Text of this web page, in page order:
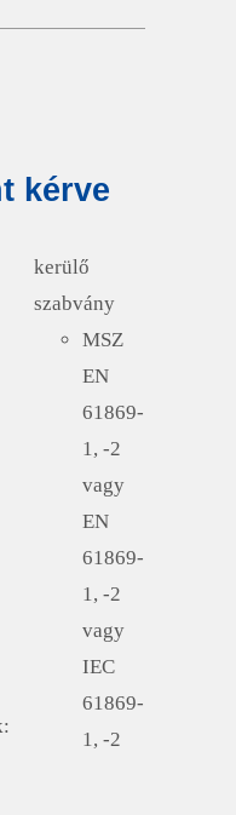
kérve
kerülő
szabvány
MSZ
EN
61869-
1, -2
vagy
EN
61869-
1, -2
vagy
IEC
61869-
1, -2